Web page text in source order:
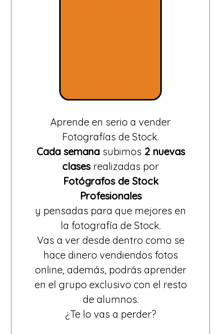
Aprende en serio a vender
Fotografías de Stock.
Cada semana subimos 2 nuevas
clases realizadas por
Fotógrafos de Stock
Profesionales
y pensadas para que mejores en
la fotografía de Stock.
Vas a ver desde dentro como se
hace dinero vendiendos fotos
online, además, podrás aprender
en el grupo exclusivo con el resto
de alumnos.
¿Te lo vas a perder?